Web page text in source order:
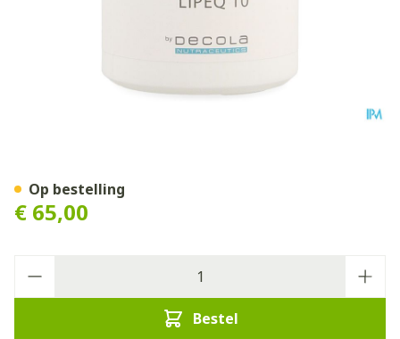
€ 65,00
Bestel
Op bestelling